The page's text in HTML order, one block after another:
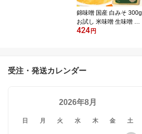
見舞 敬老の日
錦味噌 国産 白みそ 300g
お試し 米味噌 生味噌 米
麹 味噌汁 生麹 麹 米 発酵
活 ご当地 山陰のあじ 島
根 小西本店 冷蔵 長期保
の日
424円
受注・発送カレンダー
2026年8月
日 月 火 水 木 金 土